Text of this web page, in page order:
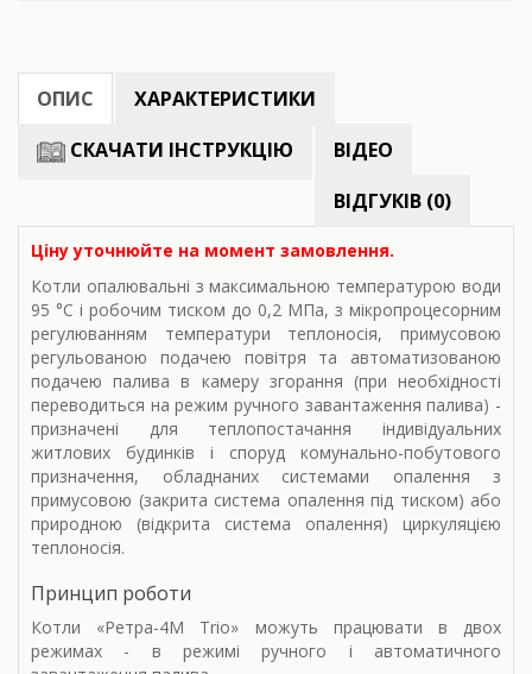
ОПИС
ХАРАКТЕРИСТИКИ
СКАЧАТИ ІНСТРУКЦІЮ
ВІДЕО
ВІДГУКІВ (0)
Ціну уточнюйте на момент замовлення.
Котли опалювальні з максимальною температурою води
95 °С і робочим тиском до 0,2 МПа, з мікропроцесорним
регулюванням температури теплоносія, примусовою
регульованою подачею повітря та автоматизованою
подачею палива в камеру згорання (при необхідності
переводиться на режим ручного завантаження палива) -
призначені для теплопостачання індивідуальних
житлових будинків і споруд комунально-побутового
призначення, обладнаних системами опалення з
примусовою (закрита система опалення під тиском) або
природною (відкрита система опалення) циркуляцією
теплоносія.
Принцип роботи
Котли «Ретра-4М Trio» можуть працювати в двох
режимах - в режимі ручного і автоматичного